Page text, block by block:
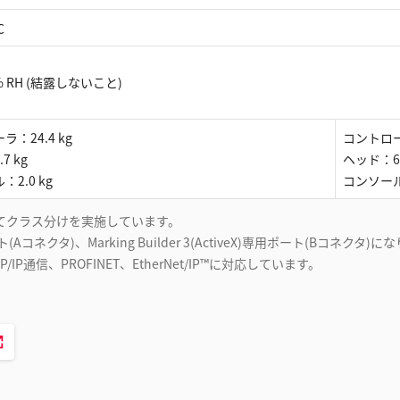
RH (結露しないこと)
ラ：24.4 kg
kg
：2.0 kg
コントロ
ヘッド：
コンソー
ラス分けを実施しています。
コネクタ)、Marking Builder 3(ActiveX)専用ポート(Bコネクタ)にな
通信、PROFINET、EtherNet/IP™に対応しています。